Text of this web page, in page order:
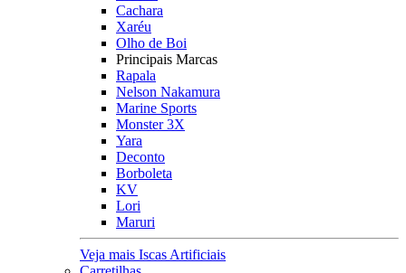
Cachara
Xaréu
Olho de Boi
Principais Marcas
Rapala
Nelson Nakamura
Marine Sports
Monster 3X
Yara
Deconto
Borboleta
KV
Lori
Maruri
Veja mais Iscas Artificiais